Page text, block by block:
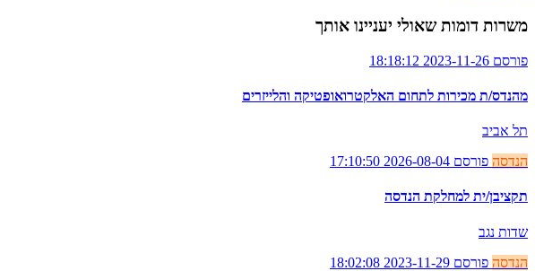
משרות דומות שאולי יעניינו אותך
פורסם 2023-11-26 18:18:12
מהנדס/ת מכירות לתחום האלקטרואופטיקה והלייזרים
תל אביב
הנדסה פורסם 2026-08-04 17:10:50
תקציבן/ית למחלקת הנדסה
שדות נגב
הנדסה פורסם 2023-11-29 18:02:08